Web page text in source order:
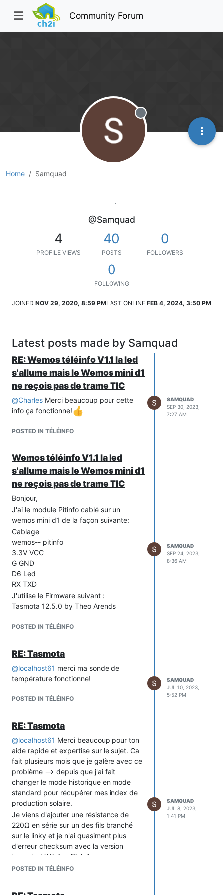
Community Forum
Home Samquad
Offline
@Samquad
4
PROFILE VIEWS
40
POSTS
0
FOLLOWERS
0
FOLLOWING
JOINED NOV 29, 2020, 8:59 PMLAST ONLINE FEB 4, 2024, 3:50 PM
Latest posts made by Samquad
RE: Wemos téléinfo V1.1 la led
s'allume mais le Wemos mini d1
ne reçois pas de trame TIC
@Charles Merci beaucoup pour cette
info ça fonctionne!
POSTED IN TÉLÉINFO
SAMQUAD
SEP 30, 2023,
7:27 AM
Wemos téléinfo V1.1 la led
s'allume mais le Wemos mini d1
ne reçois pas de trame TIC
Bonjour,
J'ai le module Pitinfo cablé sur un
wemos mini d1 de la façon suivante:
Cablage
wemos-- pitinfo
3.3V VCC
G GND
D6 Led
RX TXD
J'utilise le Firmware suivant :
Tasmota 12.5.0 by Theo Arends
Bernaerts
RX GPIO3 -->Tinfo RX
D6 GPIO12 Output Hi
Les trames sont bien traitées par le
Wemos mini d1.
@
Charles : tu m'avais conseillé le
wemos télinfo V1.1 qui est plus simple à
connecter sur un Wemos mini d1 car il
est plug & play.
Comme j'ai besoin du Pitinfo pour une
autre appli, j'ai commandé le Wemos
téleinfo V1.1
Je viens d'essayer de le mettre juste en
déconnectant le Pitinfo et en
POSTED IN TÉLÉINFO
SAMQUAD
SEP 24, 2023,
8:36 AM
RE: Tasmota
@localhost61 merci ma sonde de
température fonctionne!
POSTED IN TÉLÉINFO
SAMQUAD
JUL 10, 2023,
5:52 PM
RE: Tasmota
@localhost61 Merci beaucoup pour ton
aide rapide et expertise sur le sujet. Ca
fait plusieurs mois que je galère avec ce
problème --> depuis que j'ai fait
changer le mode historique en mode
standard pour récupérer mes index de
production solaire.
Je viens d'ajouter une résistance de
220Ω en série sur un des fils branché
sur le linky et je n'ai quasiment plus
d'erreur checksum avec la version
tasmota téléinfo officielle.
J'en ai profité pour installer la version
POSTED IN TÉLÉINFO
SAMQUAD
JUL 8, 2023,
1:41 PM